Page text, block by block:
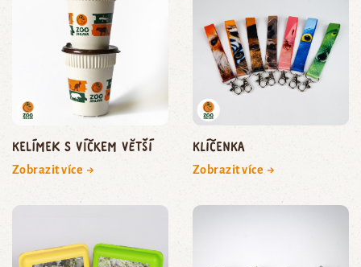
Kelímek s víčkem větší
Zobrazit více →
Klíčenka
Zobrazit více →